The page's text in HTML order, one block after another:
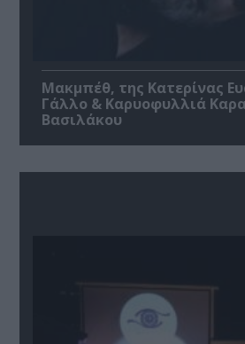
Μακμπέθ, της Κατερίνας
Γάλλο & Καρυοφυλλιά
Βασιλάκου